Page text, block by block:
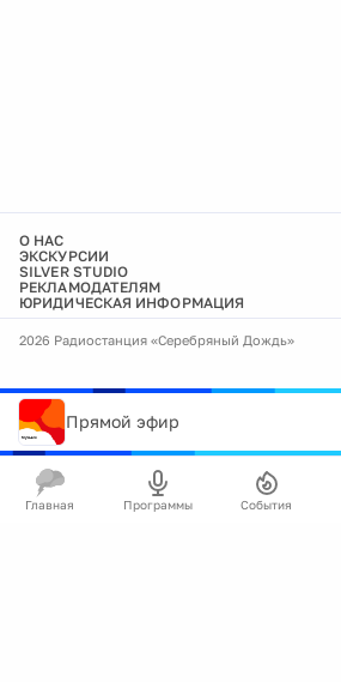
О НАС
ЭКСКУРСИИ
SILVER STUDIO
РЕКЛАМОДАТЕЛЯМ
ЮРИДИЧЕСКАЯ ИНФОРМАЦИЯ
2026 Радиостанция «Серебряный Дождь»
Прямой эфир
Главная Программы События